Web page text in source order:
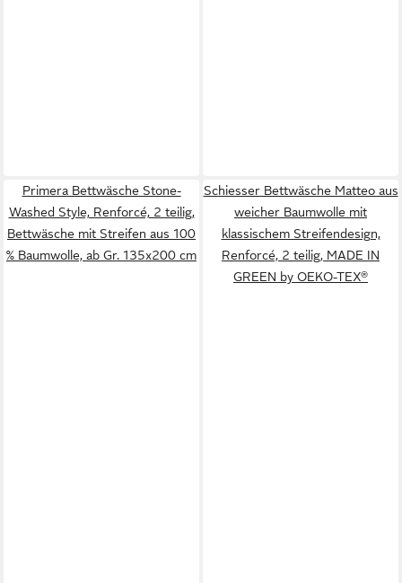
Primera Bettwäsche Stone-
Washed Style, Renforcé, 2 teilig,
Bettwäsche mit Streifen aus 100
% Baumwolle, ab Gr. 135x200 cm
Schiesser Bettwäsche Matteo aus
weicher Baumwolle mit
klassischem Streifendesign,
Renforcé, 2 teilig, MADE IN
GREEN by OEKO-TEX®